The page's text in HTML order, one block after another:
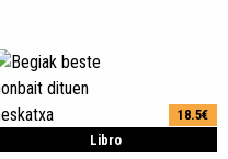
Libro
18.5€